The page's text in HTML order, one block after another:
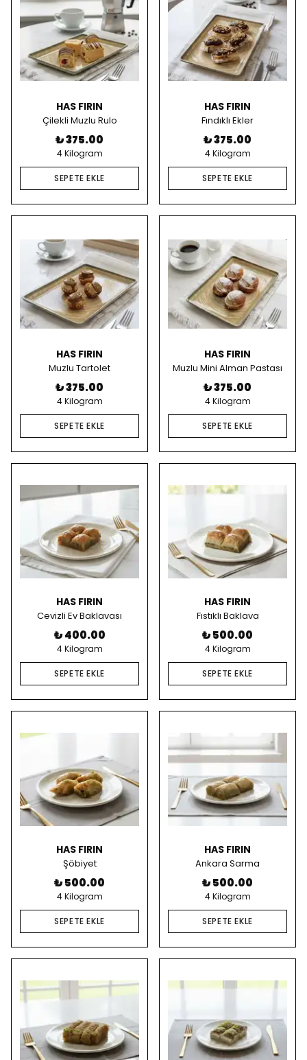
HAS FIRIN
Çilekli Muzlu Rulo
₺ 375.00
4 Kilogram
SEPETE EKLE
HAS FIRIN
Fındıklı Ekler
₺ 375.00
4 Kilogram
SEPETE EKLE
HAS FIRIN
Muzlu Tartolet
₺ 375.00
4 Kilogram
SEPETE EKLE
HAS FIRIN
Muzlu Mini Alman Pastası
₺ 375.00
4 Kilogram
SEPETE EKLE
HAS FIRIN
Cevizli Ev Baklavası
₺ 400.00
4 Kilogram
SEPETE EKLE
HAS FIRIN
Fıstıklı Baklava
₺ 500.00
4 Kilogram
SEPETE EKLE
HAS FIRIN
Şöbiyet
₺ 500.00
4 Kilogram
SEPETE EKLE
HAS FIRIN
Ankara Sarma
₺ 500.00
4 Kilogram
SEPETE EKLE